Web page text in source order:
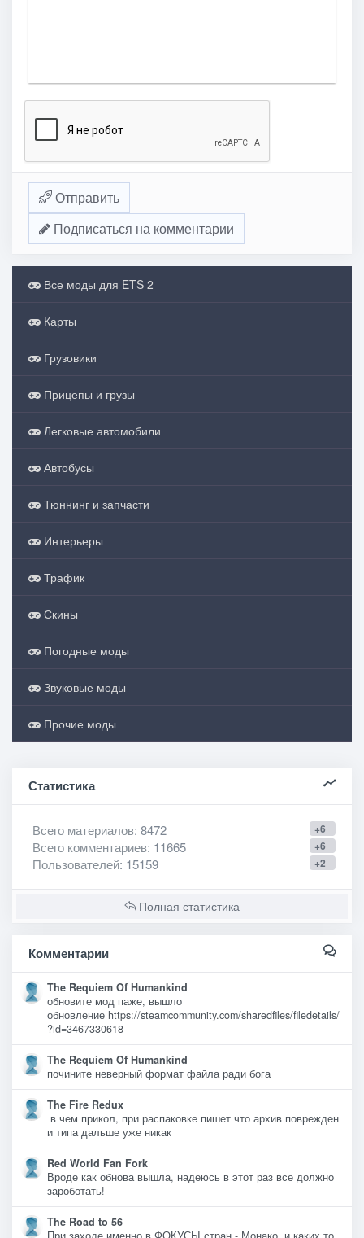
Отправить
Подписаться на комментарии
Все моды для ETS 2
Карты
Грузовики
Прицепы и грузы
Легковые автомобили
Автобусы
Тюннинг и запчасти
Интерьеры
Трафик
Скины
Погодные моды
Звуковые моды
Прочие моды
Статистика
+6
Всего материалов: 8472
+6
Всего комментариев: 11665
+2
Пользователей: 15159
Полная статистика
Комментарии
The Requiem Of Humankind
обновите мод паже, вышло
обновление https://steamcommunity.com/sharedfiles/filedetails/
?id=3467330618
The Requiem Of Humankind
почините неверный формат файла ради бога
The Fire Redux
в чем прикол, при распаковке пишет что архив поврежден
и типа дальше уже никак
Red World Fan Fork
Вроде как обнова вышла, надеюсь в этот раз все должно
зароботать!
The Road to 56